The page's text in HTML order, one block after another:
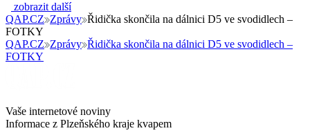
zobrazit další
QAP.CZ Zprávy Řidička skončila na dálnici D5 ve svodidlech –
FOTKY
QAP.CZ Zprávy Řidička skončila na dálnici D5 ve svodidlech –
FOTKY
Vaše internetové noviny
Informace z Plzeňského kraje kvapem